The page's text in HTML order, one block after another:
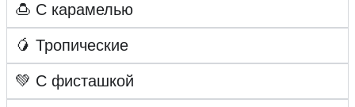
🍮 С карамелью
🥭 Тропические
💚 С фисташкой